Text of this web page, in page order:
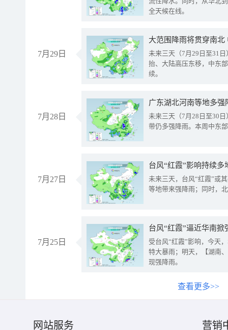
全天候在线。
7月29日
大范围降雨将贯穿南
未来三天（7月29日至31
抬、大陆高压东移，中东
续。
7月28日
广东湖北河南等地多
未来三天（7月28日至30
带仍多强降雨。本周中东
7月27日
台风“红霞”影响持续
未来三天，台风“红霞”或
等地带来强降雨；同时，
7月25日
台风“红霞”逼近华南
受台风“红霞”影响，今天
特大暴雨；明天，【湖南
现强降雨。
查看更多>>
网站服务 营销